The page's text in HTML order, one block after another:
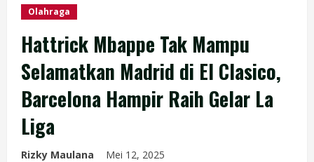
Olahraga
Hattrick Mbappe Tak Mampu
Selamatkan Madrid di El Clasico,
Barcelona Hampir Raih Gelar La
Liga
Rizky Maulana Mei 12, 2025